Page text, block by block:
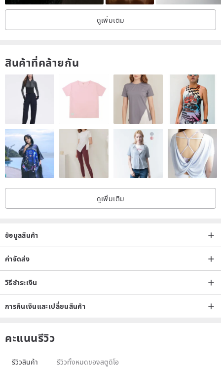
It is a stone that can amplify the "lovability" that every woman
behaviors can sometimes stem from a lack of femininity. By wearing
pink opal, which embodies femininity itself, subconscious desires
may be soothed.
Overall, opals possess a strong ability to attract good fortune and
enhance creativity, qualities that are certainly reflected in this pink
opal.
************
・14KGF (14K Gold Filled): Unlike thin gold plating, gold-filled items
have a thick layer of gold (1/20th of the metal's weight) bonded to a
base metal under heat.
making it a material with a long history in artistic crafts. Brass
products develop a unique patina as they age and oxidize,
enhancing their beauty over time.
************
ดูเพิ่มเติม
สินค้าที่คล้ายกัน
ดูเพิ่มเติม
ข้อมูลสินค้า
ค่าจัดส่ง
วิธีชำระเงิน
การคืนเงินและเปลี่ยนสินค้า
คะแนนรีวิว
รีวิวสินค้า รีวิวทั้งหมดของสตูดิโอ